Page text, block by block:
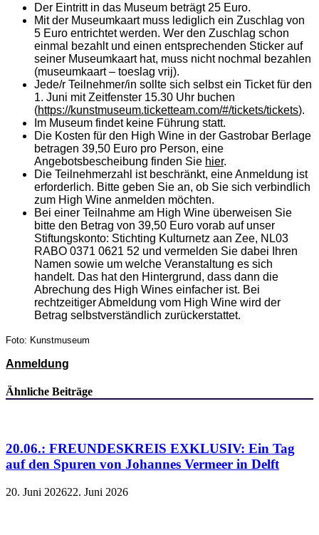
Der Eintritt in das Museum beträgt 25 Euro.
Mit der Museumkaart muss lediglich ein Zuschlag von
5 Euro entrichtet werden. Wer den Zuschlag schon
einmal bezahlt und einen entsprechenden Sticker auf
seiner Museumkaart hat, muss nicht nochmal bezahlen
(museumkaart – toeslag vrij).
Jede/r Teilnehmer/in sollte sich selbst ein Ticket für den
1. Juni mit Zeitfenster 15.30 Uhr buchen
(https://kunstmuseum.ticketteam.com/#/tickets/tickets).
Im Museum findet keine Führung statt.
Die Kosten für den High Wine in der Gastrobar Berlage
betragen 39,50 Euro pro Person, eine
Angebotsbescheibung finden Sie hier.
Die Teilnehmerzahl ist beschränkt, eine Anmeldung ist
erforderlich. Bitte geben Sie an, ob Sie sich verbindlich
zum High Wine anmelden möchten.
Bei einer Teilnahme am High Wine überweisen Sie
bitte den Betrag von 39,50 Euro vorab auf unser
Stiftungskonto: Stichting Kulturnetz aan Zee, NL03
RABO 0371 0621 52 und vermelden Sie dabei Ihren
Namen sowie um welche Veranstaltung es sich
handelt. Das hat den Hintergrund, dass dann die
Abrechung des High Wines einfacher ist. Bei
rechtzeitiger Abmeldung vom High Wine wird der
Betrag selbstverständlich zurückerstattet.
Foto: Kunstmuseum
Anmeldung
Ähnliche Beiträge
20.06.: FREUNDESKREIS EXKLUSIV: Ein Tag
auf den Spuren von Johannes Vermeer in Delft
20. Juni 202622. Juni 2026